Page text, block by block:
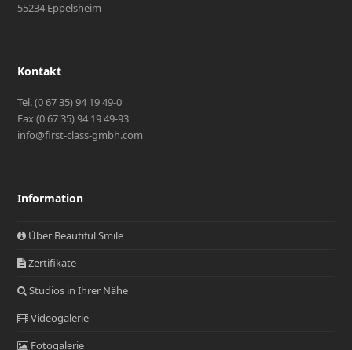
55234 Eppelsheim
Kontakt
Tel. (0 67 35) 94 19 49-0
Fax (0 67 35) 94 19 49-93
info@first-class-gmbh.com
Information
Über Beautiful Smile
Zertifikate
Studios in Ihrer Nähe
Videogalerie
Fotogalerie